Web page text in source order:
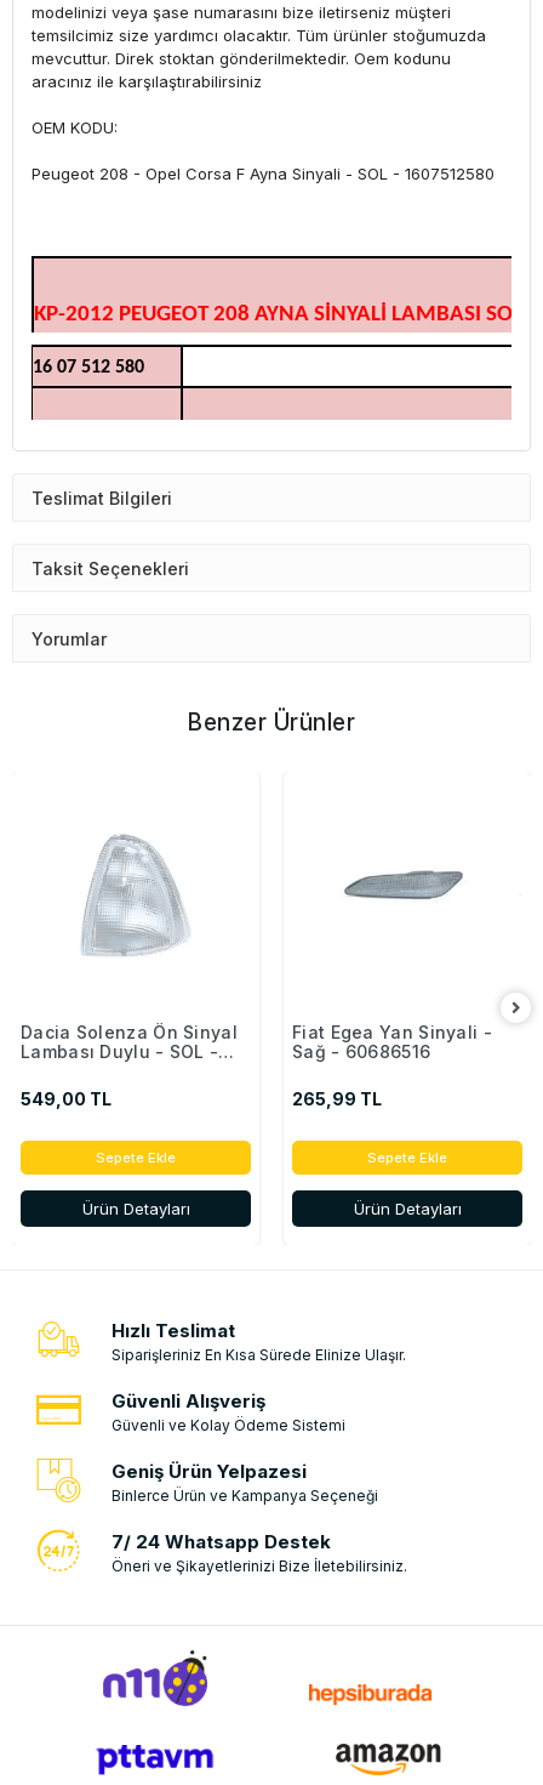
modelinizi veya şase numarasını bize iletirseniz müşteri
temsilcimiz size yardımcı olacaktır. Tüm ürünler stoğumuzda
mevcuttur. Direk stoktan gönderilmektedir. Oem kodunu
aracınız ile karşılaştırabilirsiniz
OEM KODU:
Peugeot 208 - Opel Corsa F Ayna Sinyali - SOL - 1607512580
KP-2012 PEUGEOT 208 AYNA SİNYALİ LAMBASI SOL
16 07 512 580
Teslimat Bilgileri
Taksit Seçenekleri
Yorumlar
Benzer Ürünler
Dacia Solenza Ön Sinyal
Lambası Duylu - SOL -
549,00 TL
Sepete Ekle
Ürün Detayları
Fiat Egea Yan Sinyali -
Sağ - 60686516
265,99 TL
Sepete Ekle
Ürün Detayları
Hızlı Teslimat
Siparişleriniz En Kısa Sürede Elinize Ulaşır.
Güvenli Alışveriş
Güvenli ve Kolay Ödeme Sistemi
Geniş Ürün Yelpazesi
Binlerce Ürün ve Kampanya Seçeneği
7/ 24 Whatsapp Destek
Öneri ve Şikayetlerinizi Bize İletebilirsiniz.